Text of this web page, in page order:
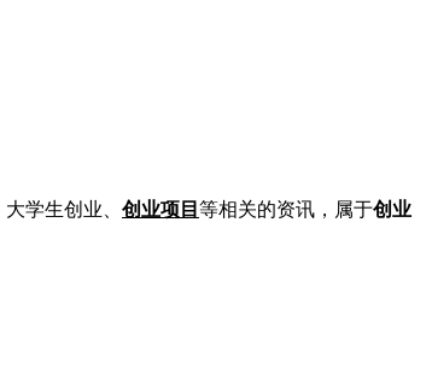
学生创业、 创业项目 等相关的资讯，属于创业